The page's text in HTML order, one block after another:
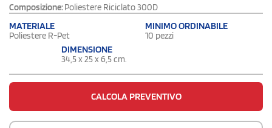
Composizione:Poliestere Riciclato 300D
MATERIALE
Poliestere R-Pet
MINIMO ORDINABILE
10 pezzi
DIMENSIONE
34,5 x 25 x 6,5 cm.
CALCOLA PREVENTIVO